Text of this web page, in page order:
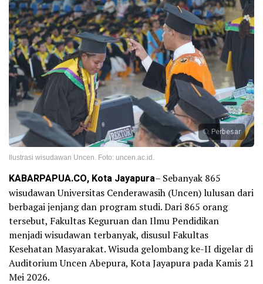
Perbesar
Ilustrasi wisudawan Uncen. Foto: uncen.ac.id.
KABARPAPUA.CO, Kota Jayapura– Sebanyak 865
wisudawan Universitas Cenderawasih (Uncen) lulusan dari
berbagai jenjang dan program studi. Dari 865 orang
tersebut, Fakultas Keguruan dan Ilmu Pendidikan
menjadi wisudawan terbanyak, disusul Fakultas
Kesehatan Masyarakat. Wisuda gelombang ke-II digelar di
Auditorium Uncen Abepura, Kota Jayapura pada Kamis 21
Mei 2026.